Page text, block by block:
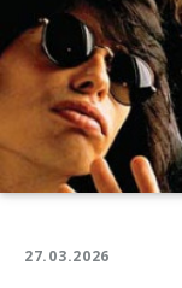
27.03.2026